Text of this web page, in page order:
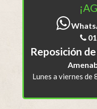
Reposición
Lunes a viernes de